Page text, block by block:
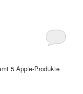
5 Apple-Produkte